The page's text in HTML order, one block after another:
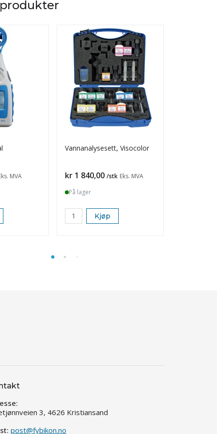
MVA
Vannanalysesett, Visocolor
Pris
kr 1 840,00 /stk Eks. MVA
På lager
Kjøp
3, 4626 Kristiansand
post@fybikon.no